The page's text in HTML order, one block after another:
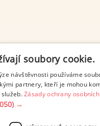
UŽITÍ
soubory cookie.
návštěvnosti používáme
partnery, kteří je mohou
služeb.Zásady ochrany
→